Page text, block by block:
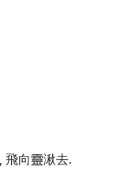
飛向靈湫去.